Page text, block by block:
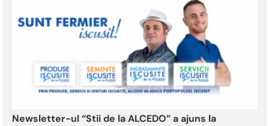
Newsletter-ul “Stii de la ALCEDO” a ajuns la